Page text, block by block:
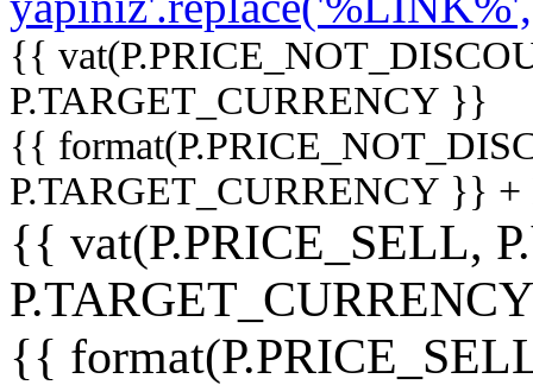
{{
P.TARGET_CURRENCY }}
{{
P.TARGET_CURRENCY }}
{{ vat(P.PRICE_SELL,
{{